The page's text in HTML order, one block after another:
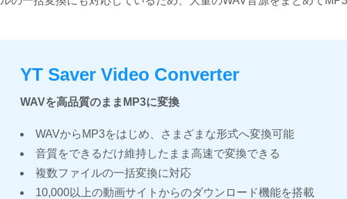
YT Saver Video Converter
WAVを高品質のままMP3に変換
WAVからMP3をはじめ、さまざまな形式へ変換可能
音質をできるだけ維持したまま高速で変換できる
複数ファイルの一括変換に対応
10,000以上の動画サイトからのダウンロード機能を搭載